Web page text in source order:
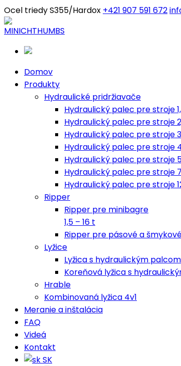
Ocel triedy S355/Hardox +421 907 591 672
Domov
Produkty
Hydraulické pridržiavače
Hydraulický palec pre stroje
Hydraulický palec pre stroje
Hydraulický palec pre stroje
Hydraulický palec pre stroje
Hydraulický palec pre stroje
Hydraulický palec pre stroje
Hydraulický palec pre stroje
Ripper
Ripper pre minibagre
1,5 – 16 t
Ripper pre pásové a
Lyžice
Lyžica s hydraulickým
Koreňová lyžica s
Hrable
Kombinovaná lyžica 4v1
Meranie a inštalácia
FAQ
Videá
Kontakt
SK